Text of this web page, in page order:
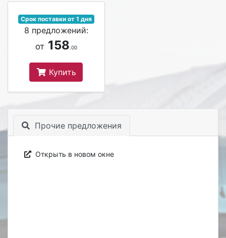
Срок поставки от 1 дня
8 предложений:
от 158.00
Купить
Прочие предложения
Открыть в новом окне